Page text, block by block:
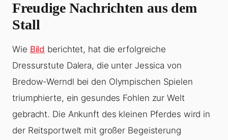
Freudige Nachrichten aus dem
Stall
Wie Bild berichtet, hat die erfolgreiche
Dressurstute Dalera, die unter Jessica von
Bredow-Werndl bei den Olympischen Spielen
triumphierte, ein gesundes Fohlen zur Welt
gebracht. Die Ankunft des kleinen Pferdes wird in
der Reitsportwelt mit großer Begeisterung